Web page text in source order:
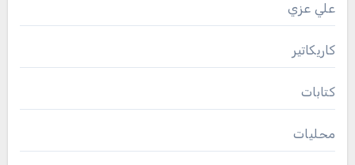
علي عزي
كاريكاتير
كتابات
محليات